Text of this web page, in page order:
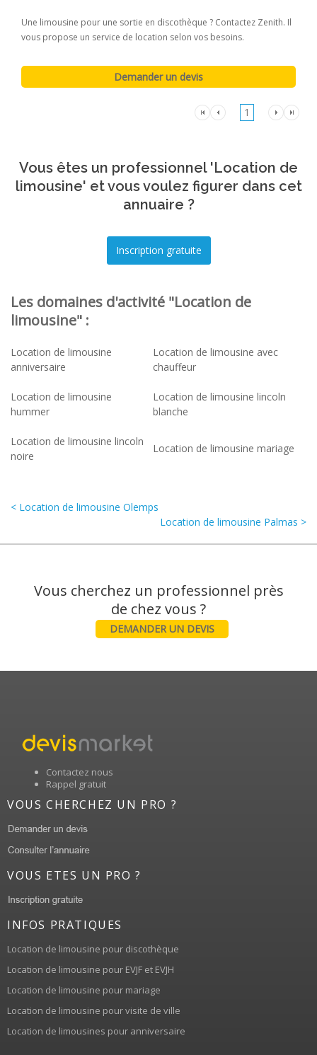
Une limousine pour une sortie en discothèque ? Contactez Zenith. Il
vous propose un service de location selon vos besoins.
1
Vous êtes un professionnel 'Location de
limousine' et vous voulez figurer dans cet
annuaire ?
Les domaines d'activité "Location de
limousine" :
Location de limousine
anniversaire
Location de limousine avec
chauffeur
Location de limousine
hummer
Location de limousine lincoln
blanche
Location de limousine lincoln
noire
Location de limousine mariage
< Location de limousine Olemps
Location de limousine Palmas >
Vous cherchez un professionnel près
DEMANDER UN DEVIS
Contactez nous
Rappel gratuit
VOUS CHERCHEZ UN PRO ?
VOUS ETES UN PRO ?
INFOS PRATIQUES
Location de limousine pour discothèque
Location de limousine pour EVJF et EVJH
Location de limousine pour mariage
Location de limousine pour visite de ville
Location de limousines pour anniversaire